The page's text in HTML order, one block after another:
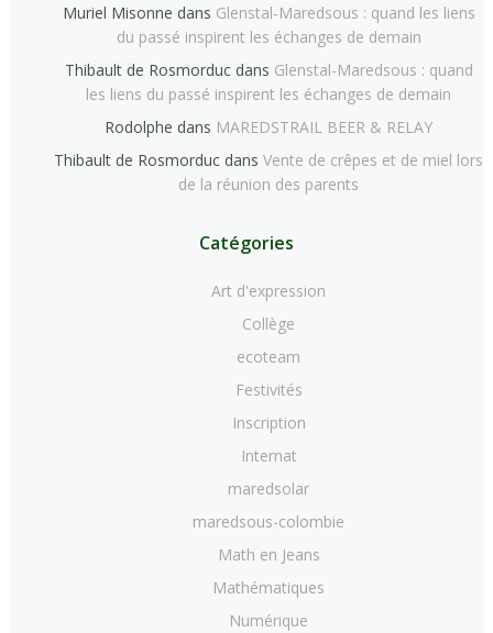
Muriel Misonne dans Glenstal-Maredsous : quand les liens
du passé inspirent les échanges de demain
Thibault de Rosmorducdans Glenstal-Maredsous : quand
les liens du passé inspirent les échanges de demain
Rodolphe dans MAREDSTRAIL BEER & RELAY
Thibault de Rosmorduc dans Vente de crêpes et de miel lors
de la réunion des parents
Catégories
Art d'expression
Collège
ecoteam
Festivités
Inscription
Internat
maredsolar
maredsous-colombie
Math en Jeans
Mathématiques
Numérique